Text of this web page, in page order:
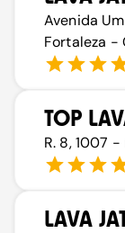
Avenida
Fortaleza -
TOP
R. 8, 1007
LAVA